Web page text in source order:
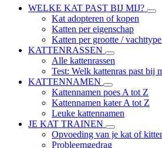
WELKE KAT PAST BIJ MIJ?
Kat adopteren of kopen
Katten per eigenschap
Katten per grootte /
KATTENRASSEN
Alle kattenrassen
Test: Welk kattenras past bij
KATTENNAMEN
Kattennamen poes A tot Z
Kattennamen kater A tot Z
Leuke kattennamen
JE KAT TRAINEN
Opvoeding van je kat of
Probleemgedrag